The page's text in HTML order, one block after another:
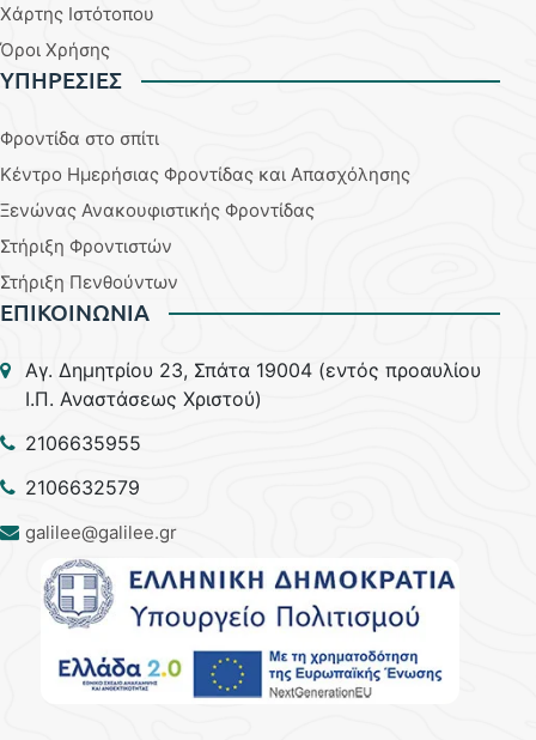
Χάρτης Ιστότοπου
Όροι Χρήσης
YΠΗΡΕΣΙΕΣ
Φροντίδα στο σπίτι
Κέντρο Ημερήσιας Φροντίδας και Απασχόλησης
Ξενώνας Ανακουφιστικής Φροντίδας
Στήριξη Φροντιστών
Στήριξη Πενθούντων
ΕΠΙΚΟΙΝΩΝΙΑ
Aγ. Δημητρίου 23, Σπάτα 19004 (εντός προαυλίου
Ι.Π. Αναστάσεως Χριστού)
2106635955
2106632579
galilee@galilee.gr